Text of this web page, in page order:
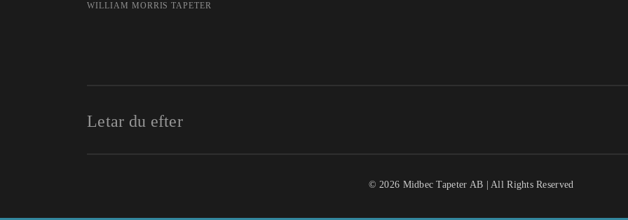
WILLIAM MORRIS TAPETER
Letar du efter
©2026 Midbec Tapeter AB | All Rights Reserved